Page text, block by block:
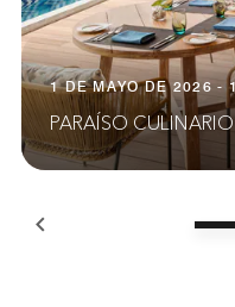
1 DE MAYO DE 2026 -
PARAÍSO CULINARIO